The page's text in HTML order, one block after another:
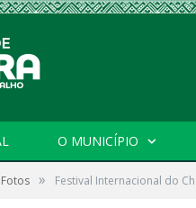
O MUNICÍPIO
» Festival Internacional do